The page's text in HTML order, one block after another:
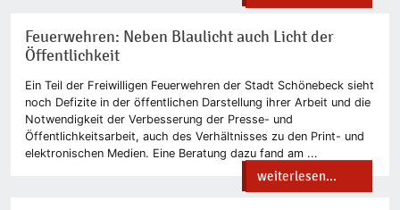
Feuerwehren: Neben Blaulicht auch Licht der
Öffentlichkeit
Ein Teil der Freiwilligen Feuerwehren der Stadt Schönebeck sieht
noch Defizite in der öffentlichen Darstellung ihrer Arbeit und die
Notwendigkeit der Verbesserung der Presse- und
Öffentlichkeitsarbeit, auch des Verhältnisses zu den Print- und
elektronischen Medien. Eine Beratung dazu fand am ...
weiterlesen...